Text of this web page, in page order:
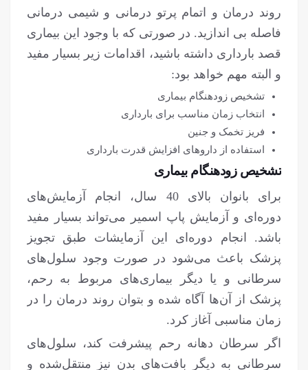
روند درمان و اتمام پرتو درمانی و شیمی درمانی
فاصله بی اندازید. در صورتی که با وجود این بیماری
قصد بارداری داشته باشید، اقدامات زیر بسیار مفید
و البته مهم خواهد بود:
تشخیص زودهنگام بیماری
انتخاب زمان مناسب برای بارداری
فریز تخمک و جنین
استفاده از داروهای افزایش قدرت بارداری
تشخیص زودهنگام بیماری
برای بانوان بالای 40 سال، انجام آزمایش‌های
دوره‌ای و آزمایش پاپ اسمیر می‌تواند بسیار مفید
باشد. انجام دوره‌ای این آزمایشات طبق تجویز
پزشک باعث می‌شود در صورت وجود سلول‌های
سرطانی و یا دیگر بیماری‌های مربوط به رحم،
پزشک از آن‌ها آگاه شده و بتوان روند درمان را در
زمان مناسبی آغاز کرد.
اگر سرطان دهانه رحم پیشرفت کند، سلول‌های
سرطانی به دیگر بافت‌های بدن نیز منتقل‌شده و